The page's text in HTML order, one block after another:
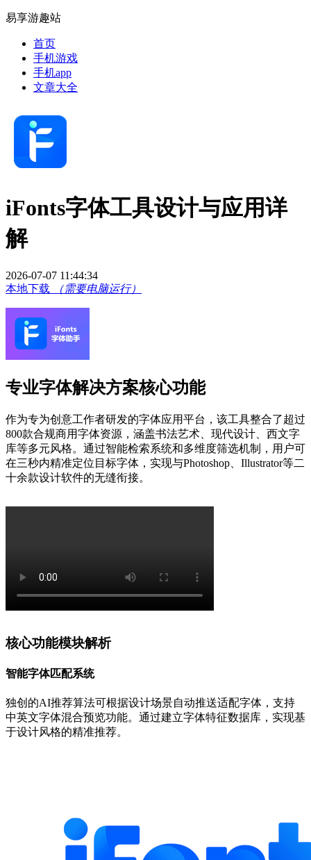
易享游趣站
首页
手机游戏
手机app
文章大全
iFonts字体工具设计与应用详
解
2026-07-07 11:44:34
本地下载
（需要电脑运行）
专业字体解决方案核心功能
作为专为创意工作者研发的字体应用平台，该工具整合了超过
800款合规商用字体资源，涵盖书法艺术、现代设计、西文字
库等多元风格。通过智能检索系统和多维度筛选机制，用户可
在三秒内精准定位目标字体，实现与Photoshop、Illustrator等二
十余款设计软件的无缝衔接。
核心功能模块解析
智能字体匹配系统
独创的AI推荐算法可根据设计场景自动推送适配字体，支持
中英文字体混合预览功能。通过建立字体特征数据库，实现基
于设计风格的精准推荐。